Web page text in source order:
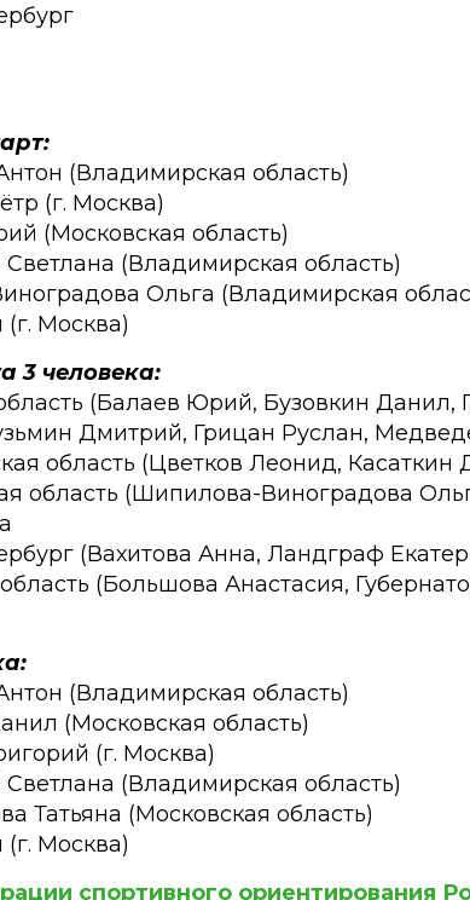
(Владимирская область)
(г. Москва)
(Московская область)
(Владимирская область)
Ольга (Владимирская
Москва)
3 человека:
(Балаев Юрий, Бузовкин Данил,
Дмитрий, Грицан Руслан,
область (Цветков Леонид, Касаткин
область (Шипилова-Виноградова
(Вахитова Анна, Ландграф
(Большова Анастасия,
(Владимирская область)
(Московская область)
(г. Москва)
(Владимирская область)
Татьяна (Московская область)
Москва)
спортивного ориентирования